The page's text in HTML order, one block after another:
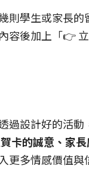
則學生或家長
容後加上「👉
過設計好的活
卡的誠意、家
更多情感價值與